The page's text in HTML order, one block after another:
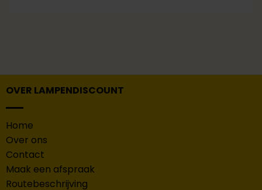
OVER LAMPENDISCOUNT
Home
Over ons
Contact
Maak een afspraak
Routebeschrijving